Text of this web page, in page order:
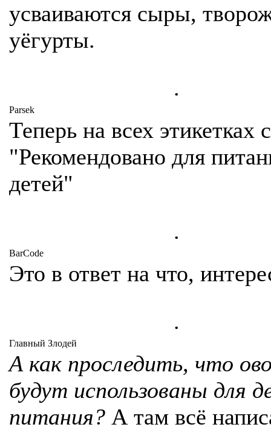
усваиваются сыры,
уёгурты.
.
Parsek
Теперь на всех этикетках
"Рекомендовано для
детей"
.
BarCode
Это в ответ на что,
.
Главный Злодей
А как проследить, что
будут использованы для
питания? А там всё